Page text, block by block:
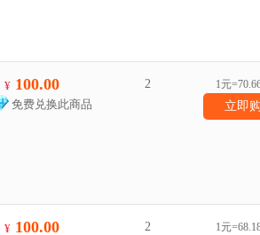
¥ 100.00
免费兑换此商品
2 1元
立即
¥ 100.00 2 1元